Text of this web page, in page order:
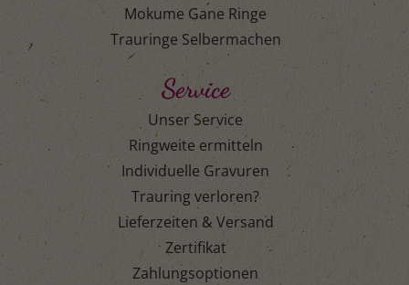
Mokume Gane Ringe
Trauringe Selbermachen
Service
Unser Service
Ringweite ermitteln
Individuelle Gravuren
Trauring verloren?
Lieferzeiten & Versand
Zertifikat
Zahlungsoptionen